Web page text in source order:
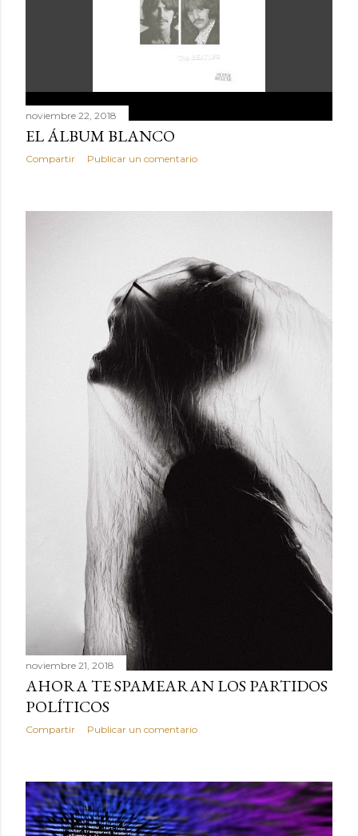
noviembre 22, 2018
EL ÁLBUM BLANCO
Compartir Publicar un comentario
noviembre 21, 2018
AHORA TE SPAMEARAN LOS PARTIDOS
POLÍTICOS
Compartir Publicar un comentario